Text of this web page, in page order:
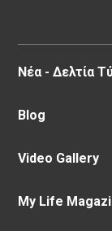
Νέα - Δελτία
Blog
Video Gallery
My Life